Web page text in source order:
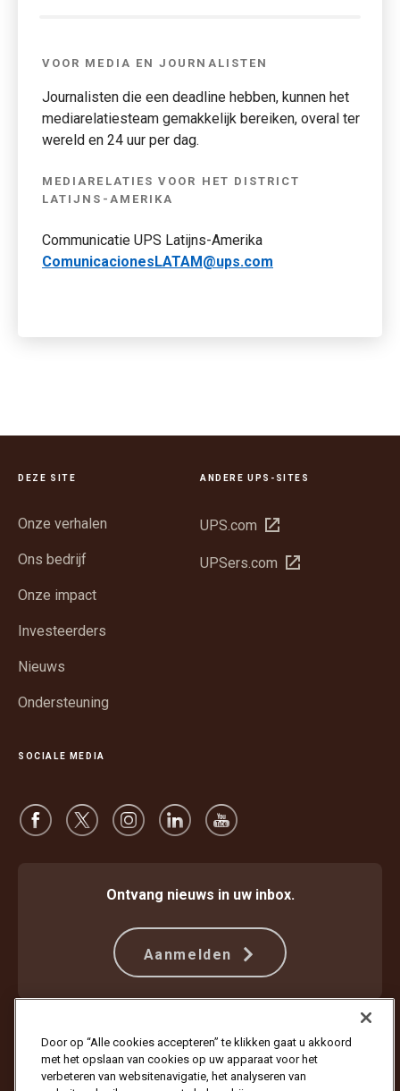
VOOR MEDIA EN JOURNALISTEN
Journalisten die een deadline hebben, kunnen het
mediarelatiesteam gemakkelijk bereiken, overal ter
wereld en 24 uur per dag.
MEDIARELATIES VOOR HET DISTRICT
LATIJNS-AMERIKA
Communicatie UPS Latijns-Amerika
ComunicacionesLATAM@ups.com
DEZE SITE
Onze verhalen
Ons bedrijf
Onze impact
Investeerders
Nieuws
Ondersteuning
ANDERE UPS-SITES
UPS.com Opent
een
UPSers.com Opent
SOCIALE MEDIA
Ontvang nieuws in uw inbox.
Aanmelden
Gebruiksvoorwaarden website
Privacyverklaring
Cookie-instellingen
Door op “Alle cookies accepteren” te klikken gaat u akkoord
met het opslaan van cookies op uw apparaat voor het
verbeteren van websitenavigatie, het analyseren van